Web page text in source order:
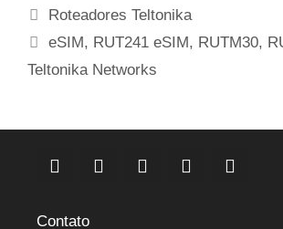
Política de Privacidade